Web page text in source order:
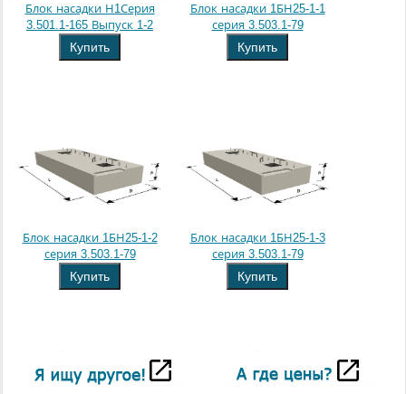
Блок насадки Н1Серия
3.501.1-165 Выпуск 1-2
Купить
Блок насадки 1БН25-1-1
серия 3.503.1-79
Купить
Блок насадки 1БН25-1-2
серия 3.503.1-79
Купить
Блок насадки 1БН25-1-3
серия 3.503.1-79
Купить